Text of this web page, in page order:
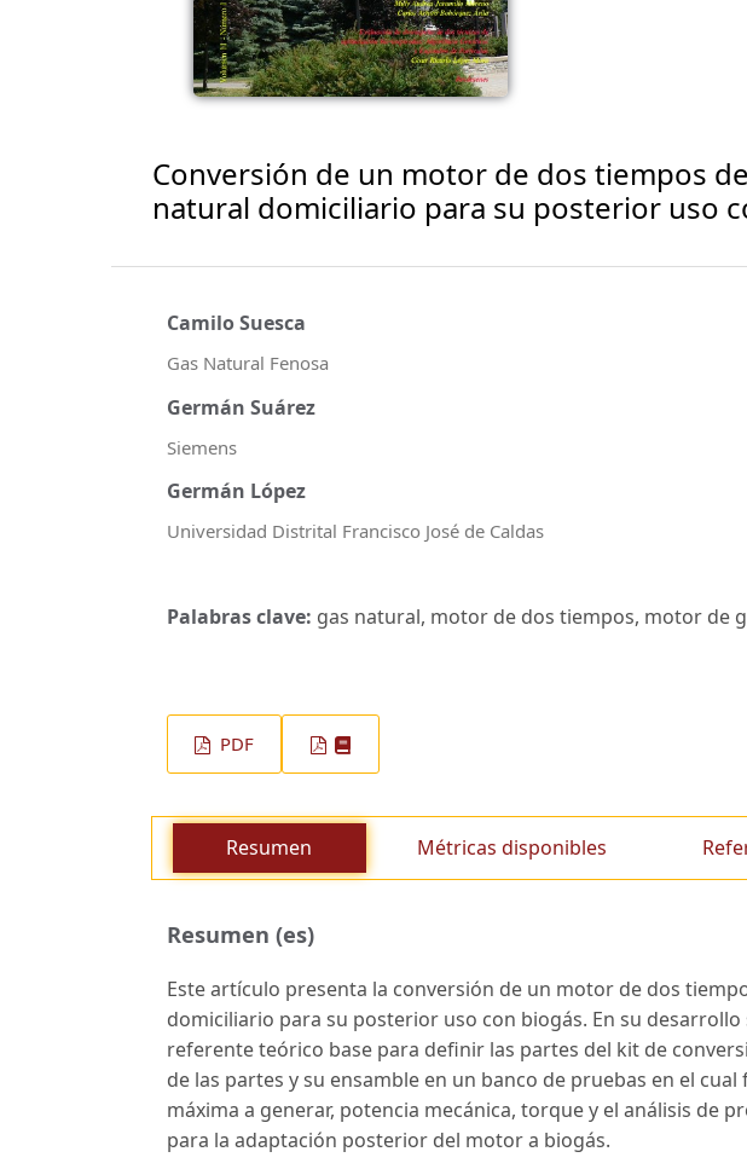
Conversión de un motor de dos tiempos
natural domiciliario para su posterior uso
Camilo Suesca
Gas Natural Fenosa
Germán Suárez
Siemens
Germán López
Universidad Distrital Francisco José de Caldas
Palabras clave: gas natural, motor de dos tiempos, motor de
PDF
Resumen Métricas disponibles
Resumen (es)
Este artículo presenta la conversión de un motor de dos
domiciliario para su posterior uso con biogás. En su
referente teórico base para definir las partes del kit de
de las partes y su ensamble en un banco de pruebas en el
máxima a generar, potencia mecánica, torque y el análisis de
para la adaptación posterior del motor a biogás.